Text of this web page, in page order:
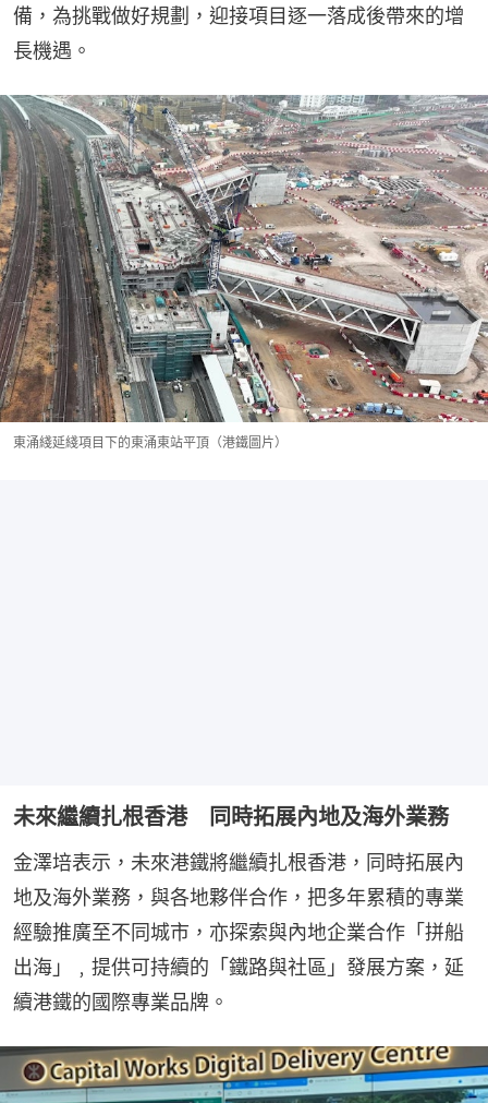
備，為挑戰做好規劃，迎接項目逐一落成後帶來的增
長機遇。
東涌綫延綫項目下的東涌東站平頂（港鐵圖片）
未來繼續扎根香港 同時拓展內地及海外業務
金澤培表示，未來港鐵將繼續扎根香港，同時拓展內
地及海外業務，與各地夥伴合作，把多年累積的專業
經驗推廣至不同城市，亦探索與內地企業合作「拼船
出海」﹐提供可持續的「鐵路與社區」發展方案，延
續港鐵的國際專業品牌。